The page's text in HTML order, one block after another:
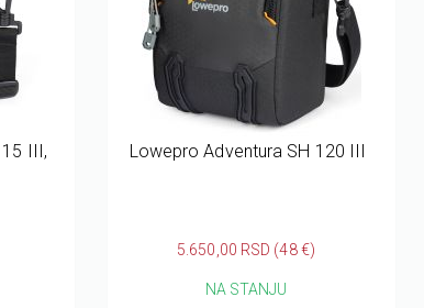
III,
Lowepro Adventura SH 120 III
5.650,00 RSD (48 €)
NA STANJU